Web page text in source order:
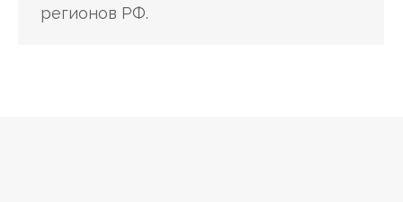
регионов РФ.